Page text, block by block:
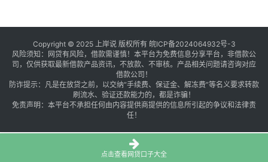
Copyright © 2025 上岸说 版权所有 皖ICP备2024064932号-3
风险须知：网贷有风险，借款需谨慎！本平台为免费信息分享平台，非借款公
司，仅供获取最新借款产品资讯，不放款、不审核。产品相关问题请咨询对应
借款公司！
防诈提示：凡是在放贷之前，以交纳“手续费、保证金、解冻费”等名义要求转款
刷流水、验证还款能力的，都是诈骗！
免责声明：本平台不承担任何由内容提供商提供的信息所引起的争议和法律责
任！
点击查看网贷口子大全